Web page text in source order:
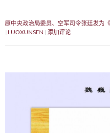
原中央政治局委员、空军司令张廷发为
LUOXUNSEN 添加评论